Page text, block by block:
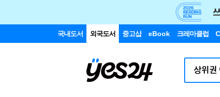
국내도서 외국도서 중고샵 eBook 크레마클럽